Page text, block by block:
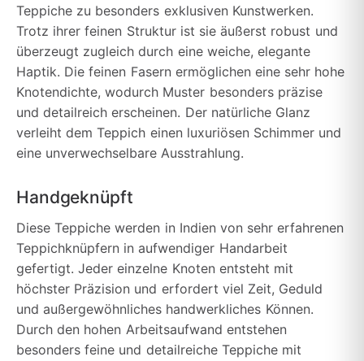
Teppiche zu besonders exklusiven Kunstwerken.
Trotz ihrer feinen Struktur ist sie äußerst robust und
überzeugt zugleich durch eine weiche, elegante
Haptik. Die feinen Fasern ermöglichen eine sehr hohe
Knotendichte, wodurch Muster besonders präzise
und detailreich erscheinen. Der natürliche Glanz
verleiht dem Teppich einen luxuriösen Schimmer und
eine unverwechselbare Ausstrahlung.
Handgeknüpft
Diese Teppiche werden in Indien von sehr erfahrenen
Teppichknüpfern in aufwendiger Handarbeit
gefertigt. Jeder einzelne Knoten entsteht mit
höchster Präzision und erfordert viel Zeit, Geduld
und außergewöhnliches handwerkliches Können.
Durch den hohen Arbeitsaufwand entstehen
besonders feine und detailreiche Teppiche mit